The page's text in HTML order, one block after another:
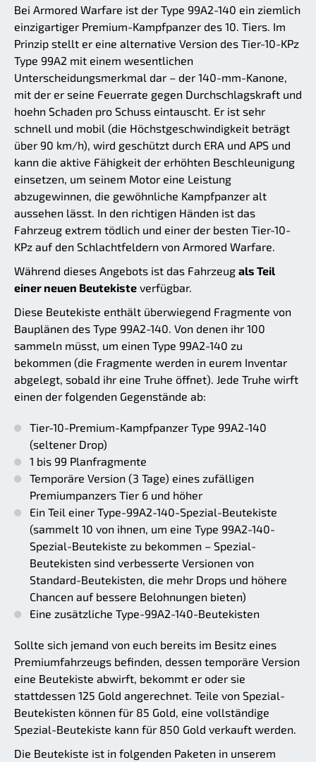
Bei Armored Warfare ist der Type 99A2-140 ein ziemlich
einzigartiger Premium-Kampfpanzer des 10. Tiers. Im
Prinzip stellt er eine alternative Version des Tier-10-KPz
Type 99A2 mit einem wesentlichen
Unterscheidungsmerkmal dar – der 140-mm-Kanone,
mit der er seine Feuerrate gegen Durchschlagskraft und
hoehn Schaden pro Schuss eintauscht. Er ist sehr
schnell und mobil (die Höchstgeschwindigkeit beträgt
über 90 km/h), wird geschützt durch ERA und APS und
kann die aktive Fähigkeit der erhöhten Beschleunigung
einsetzen, um seinem Motor eine Leistung
abzugewinnen, die gewöhnliche Kampfpanzer alt
aussehen lässt. In den richtigen Händen ist das
Fahrzeug extrem tödlich und einer der besten Tier-10-
KPz auf den Schlachtfeldern von Armored Warfare.
Während dieses Angebots ist das Fahrzeug als Teil
einer neuen Beutekiste verfügbar.
Diese Beutekiste enthält überwiegend Fragmente von
Bauplänen des Type 99A2-140. Von denen ihr 100
sammeln müsst, um einen Type 99A2-140 zu
bekommen (die Fragmente werden in eurem Inventar
abgelegt, sobald ihr eine Truhe öffnet). Jede Truhe wirft
einen der folgenden Gegenstände ab:
Tier-10-Premium-Kampfpanzer Type 99A2-140
(seltener Drop)
1 bis 99 Planfragmente
Temporäre Version (3 Tage) eines zufälligen
Premiumpanzers Tier 6 und höher
Ein Teil einer Type-99A2-140-Spezial-Beutekiste
(sammelt 10 von ihnen, um eine Type 99A2-140-
Spezial-Beutekiste zu bekommen – Spezial-
Beutekisten sind verbesserte Versionen von
Standard-Beutekisten, die mehr Drops und höhere
Chancen auf bessere Belohnungen bieten)
Eine zusätzliche Type-99A2-140-Beutekisten
Sollte sich jemand von euch bereits im Besitz eines
Premiumfahrzeugs befinden, dessen temporäre Version
eine Beutekiste abwirft, bekommt er oder sie
stattdessen 125 Gold angerechnet. Teile von Spezial-
Beutekisten können für 85 Gold, eine vollständige
Spezial-Beutekiste kann für 850 Gold verkauft werden.
Die Beutekiste ist in folgenden Paketen in unserem